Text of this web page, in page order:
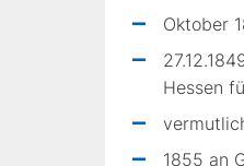
Oktober
Hessen
1855 an